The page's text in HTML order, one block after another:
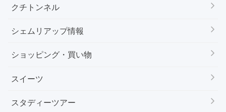
クチトンネル
シェムリアップ情報
ショッピング・買い物
スイーツ
スタディーツアー